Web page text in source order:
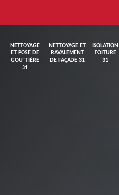
NETTOYAGE
ET POSE DE
GOUTTIÈRE
31
NETTOYAGE ET
RAVALEMENT
DE FAÇADE 31
ISOLATION
TOITURE
31